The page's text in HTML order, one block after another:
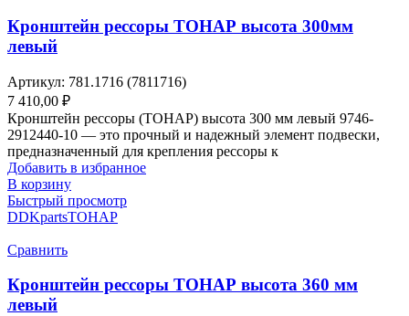
Кронштейн рессоры ТОНАР высота 300мм
левый
Артикул: 781.1716 (7811716)
7 410,00 ₽
Кронштейн рессоры (ТОНАР) высота 300 мм левый 9746-
2912440-10 — это прочный и надежный элемент подвески,
предназначенный для крепления рессоры к
Добавить в избранное
В корзину
Быстрый просмотр
DDKpartsТОНАР
Сравнить
Кронштейн рессоры ТОНАР высота 360 мм
левый